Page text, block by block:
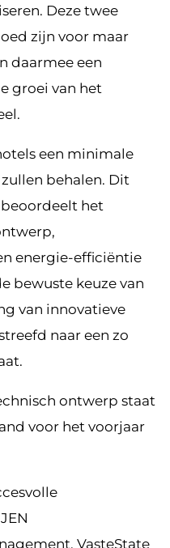
Deze twee
zijn voor maar
daarmee een
groei van het
een minimale
zullen behalen. Dit
het
energie-efficiëntie
bewuste keuze van
van innovatieve
naar een zo
ontwerp staat
voor het voorjaar
VasteState